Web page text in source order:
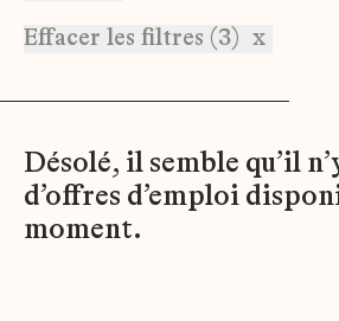
Effacer les filtres (3) x
Désolé, il semble qu’il
d’offres d’emploi
moment.